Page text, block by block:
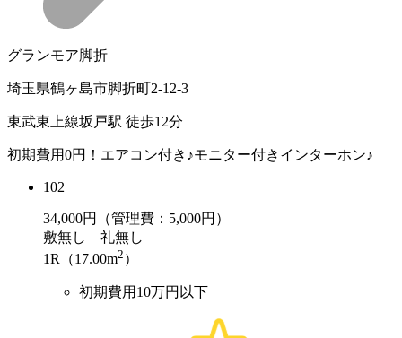
グランモア脚折
埼玉県鶴ヶ島市脚折町2-12-3
東武東上線坂戸駅 徒歩12分
初期費用0円！エアコン付き♪モニター付きインターホン♪
102
34,000円（管理費：5,000円）
敷無し 礼無し
1R（17.00m2 ）
初期費用10万円以下